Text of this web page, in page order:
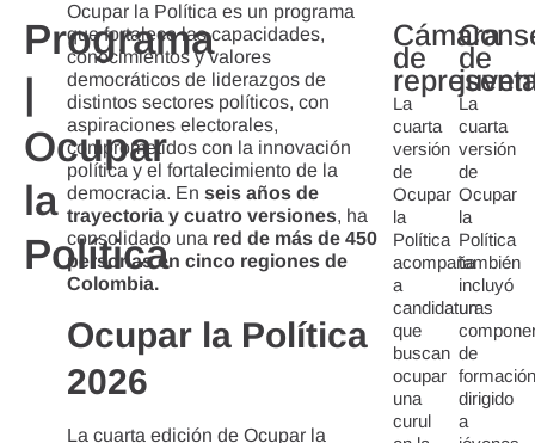
Programa
|
Ocupar
la
Política
Ocupar la Política es un programa
que fortalece las capacidades,
conocimientos y valores
democráticos de liderazgos de
distintos sectores políticos, con
aspiraciones electorales,
comprometidos con la innovación
política y el fortalecimiento de la
democracia. Enseis años de
trayectoria y cuatro versiones, ha
consolidado una red de más de 450
personas en cinco regiones de
Colombia.
Ocupar la Política
2026
La cuarta edición de Ocupar la
Cámara
de
La
cuarta
versión
de
Ocupar
la
Política
acompaña
a
candidaturas
que
buscan
ocupar
una
curul
de
La
cuarta
versión
de
Ocupar
la
Política
también
incluyó
un
de
formación
dirigido
a